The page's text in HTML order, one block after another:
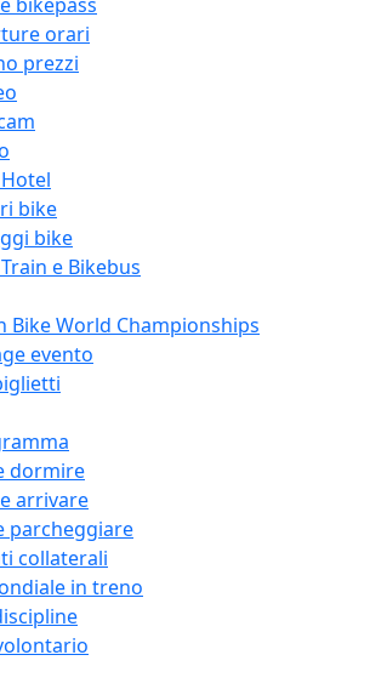
orari
prezzi
bike
bike
e Bikebus
Bike World Championships
evento
dormire
arrivare
parcheggiare
collaterali
in treno